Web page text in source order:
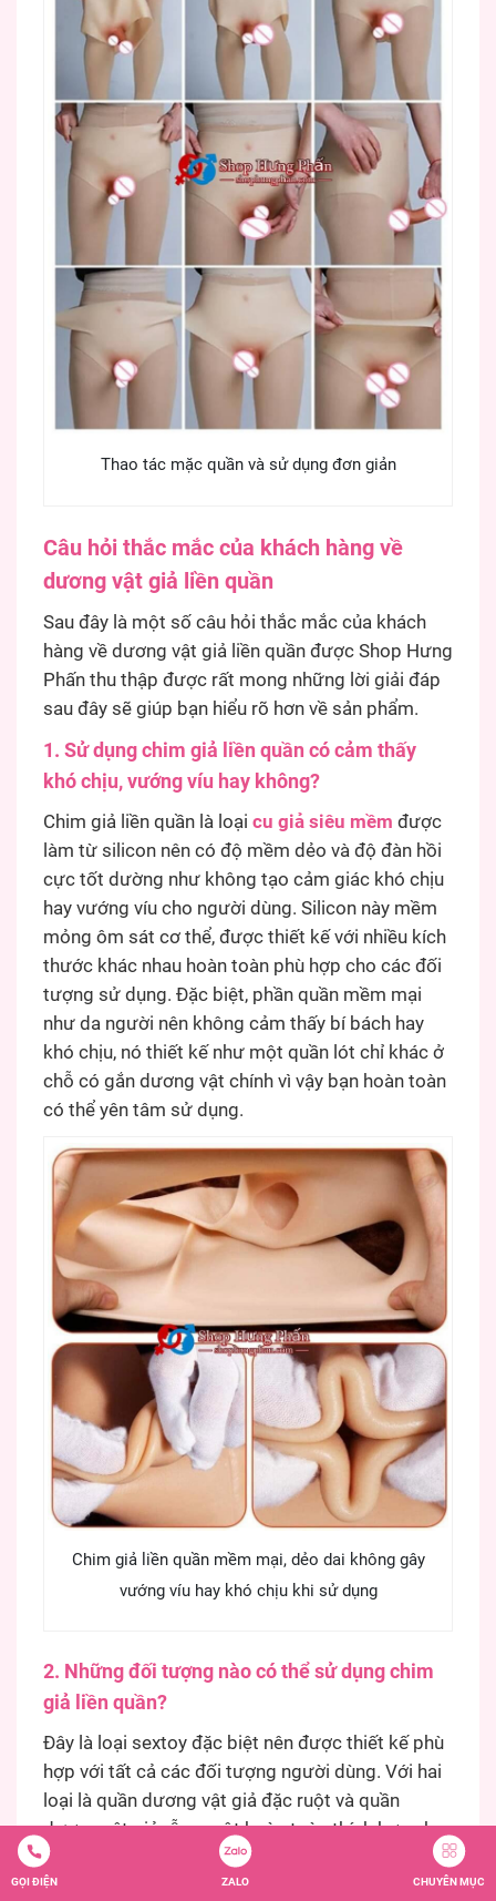
Thao tác mặc quần và sử dụng đơn giản
Câu hỏi thắc mắc của khách hàng về
dương vật giả liền quần
Sau đây là một số câu hỏi thắc mắc của khách
hàng về dương vật giả liền quần được Shop Hưng
Phấn thu thập được rất mong những lời giải đáp
sau đây sẽ giúp bạn hiểu rõ hơn về sản phẩm.
1. Sử dụng chim giả liền quần có cảm thấy
khó chịu, vướng víu hay không?
Chim giả liền quần là loại cu giả siêu mềm được
làm từ silicon nên có độ mềm dẻo và độ đàn hồi
cực tốt dường như không tạo cảm giác khó chịu
hay vướng víu cho người dùng. Silicon này mềm
mỏng ôm sát cơ thể, được thiết kế với nhiều kích
thước khác nhau hoàn toàn phù hợp cho các đối
tượng sử dụng. Đặc biệt, phần quần mềm mại
như da người nên không cảm thấy bí bách hay
khó chịu, nó thiết kế như một quần lót chỉ khác ở
chỗ có gắn dương vật chính vì vậy bạn hoàn toàn
có thể yên tâm sử dụng.
Chim giả liền quần mềm mại, dẻo dai không gây
vướng víu hay khó chịu khi sử dụng
2. Những đối tượng nào có thể sử dụng chim
giả liền quần?
Đây là loại sextoy đặc biệt nên được thiết kế phù
hợp với tất cả các đối tượng người dùng. Với hai
loại là quần dương vật giả đặc ruột và quần
dương vật giả rỗng ruột hoàn toàn thích hợp cho
cả nam và nữ. Nam giới sử dụng như một dụng
cụ hỗ trợ tăng kích thước dương vật, chống xuất
GỌI ĐIỆN ZALO CHUYÊN MỤC